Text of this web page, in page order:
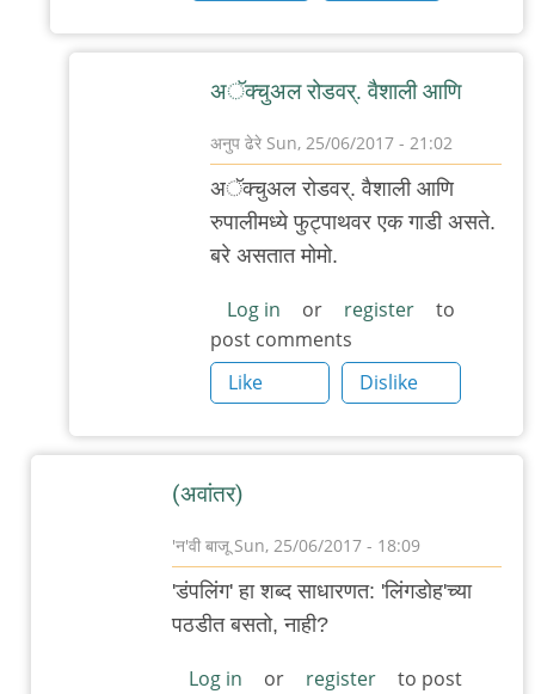
अॅक्चुअल रोड‌व‌र्. वैशाली आणि
अनुप ढेरे Sun, 25/06/2017 - 21:02
In
reply
to
कुठे?
(म‌ला
जाय‌चं
by
आदूबाळ
अॅक्चुअल रोड‌व‌र्. वैशाली आणि
रुपालीम‌ध्ये फुट्पाथ‌व‌र एक गाडी अस‌ते.
ब‌रे अस‌तात मोमो.
Log in or register
to
post comments
Like
Dislike
(अवांतर)
'न'वी बाजूSun, 25/06/2017 - 18:09
In
reply
पुण्यात
'डंपलिंग' हा शब्द साधारणत: 'लिंगडोह'च्या
पठडीत बसतो, नाही?
Log in or register
to post